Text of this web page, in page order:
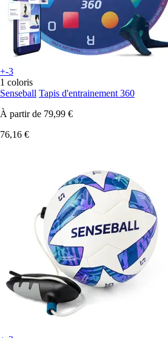
+-3
1 coloris
Senseball Tapis d'entrainement 360
À partir de 79,99 €
76,16 €